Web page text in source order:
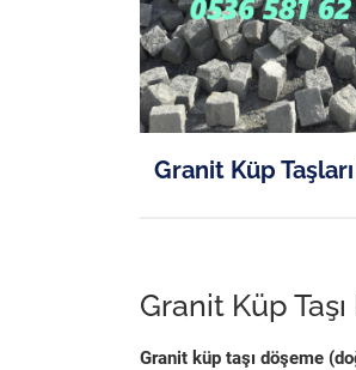
Granit Küp
Granit Küp
Granit küp taşı döşeme